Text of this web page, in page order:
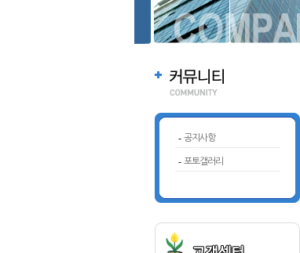
- 공지사항
- 포토갤러리